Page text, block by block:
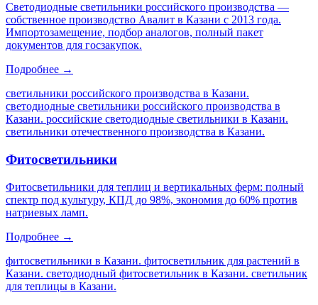
Светодиодные светильники российского производства —
собственное производство Авалит в Казани с 2013 года.
Импортозамещение, подбор аналогов, полный пакет
документов для госзакупок.
Подробнее →
светильники российского производства в Казани.
светодиодные светильники российского производства в
Казани. российские светодиодные светильники в Казани.
светильники отечественного производства в Казани.
Фитосветильники
Фитосветильники для теплиц и вертикальных ферм: полный
спектр под культуру, КПД до 98%, экономия до 60% против
натриевых ламп.
Подробнее →
фитосветильники в Казани. фитосветильник для растений в
Казани. светодиодный фитосветильник в Казани. светильник
для теплицы в Казани.